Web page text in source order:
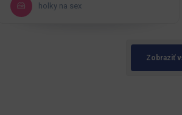
holky na sex
Zobraziť